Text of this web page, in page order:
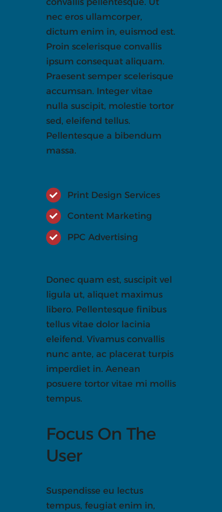
nec eros ullamcorper,
dictum enim in, euismod est.
Proin scelerisque convallis
ipsum consequat aliquam.
Praesent semper scelerisque
accumsan. Integer vitae
nulla suscipit, molestie tortor
sed, eleifend tellus.
Pellentesque a bibendum
massa.
Print Design Services
Content Marketing
PPC Advertising
Donec quam est, suscipit vel
ligula ut, aliquet maximus
libero. Pellentesque finibus
tellus vitae dolor lacinia
eleifend. Vivamus convallis
nunc ante, ac placerat turpis
imperdiet in. Aenean
posuere tortor vitae mi mollis
tempus.
Focus On The
User
Suspendisse eu lectus
tempus, feugiat enim in,